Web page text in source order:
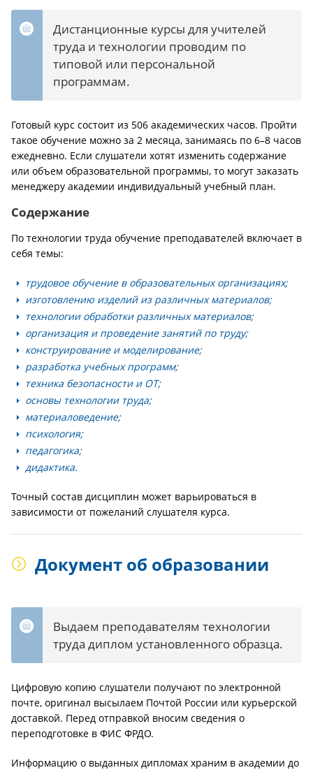
Дистанционные курсы для учителей
труда и технологии проводим по
типовой или персональной
программам.
Готовый курс состоит из 506 академических часов. Пройти
такое обучение можно за 2 месяца, занимаясь по 6–8 часов
ежедневно. Если слушатели хотят изменить содержание
или объем образовательной программы, то могут заказать
менеджеру академии индивидуальный учебный план.
Содержание
По технологии труда обучение преподавателей включает в
себя темы:
трудовое обучение в образовательных организациях;
изготовлению изделий из различных материалов;
технологии обработки различных материалов;
организация и проведение занятий по труду;
конструирование и моделирование;
разработка учебных программ;
техника безопасности и ОТ;
основы технологии труда;
материаловедение;
психология;
педагогика;
дидактика.
Точный состав дисциплин может варьироваться в
зависимости от пожеланий слушателя курса.
Документ об образовании
Выдаем преподавателям технологии
труда диплом установленного образца.
Цифровую копию слушатели получают по электронной
почте, оригинал высылаем Почтой России или курьерской
доставкой. Перед отправкой вносим сведения о
переподготовке в ФИС ФРДО.
Информацию о выданных дипломах храним в академии до